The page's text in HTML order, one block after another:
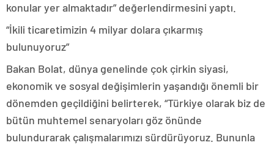
konular yer almaktadır” değerlendirmesini yaptı.
“İkili ticaretimizin 4 milyar dolara çıkarmış
bulunuyoruz”
Bakan Bolat, dünya genelinde çok çirkin siyasi,
ekonomik ve sosyal değişimlerin yaşandığı önemli bir
dönemden geçildiğini belirterek, “Türkiye olarak biz de
bütün muhtemel senaryoları göz önünde
bulundurarak çalışmalarımızı sürdürüyoruz. Bununla